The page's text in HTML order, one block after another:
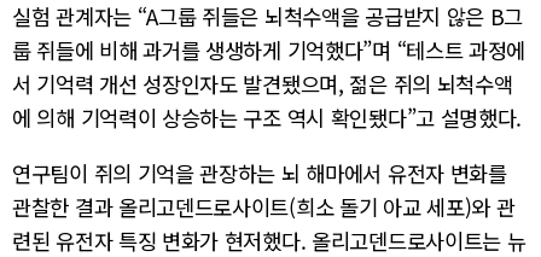
실험 관계자는 “A그룹 쥐들은 뇌척수액을 공급받지 않은 B그
룹 쥐들에 비해 과거를 생생하게 기억했다”며 “테스트 과정에
서 기억력 개선 성장인자도 발견됐으며, 젊은 쥐의 뇌척수액
에 의해 기억력이 상승하는 구조 역시 확인됐다”고 설명했다.
연구팀이 쥐의 기억을 관장하는 뇌 해마에서 유전자 변화를
관찰한 결과 올리고덴드로사이트(희소 돌기 아교 세포)와 관
련된 유전자 특징 변화가 현저했다. 올리고덴드로사이트는 뉴